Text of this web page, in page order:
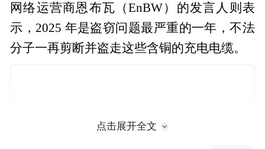
网络运营商恩布瓦（EnBW）的发言人则表
示，2025 年是盗窃问题最严重的一年，不法
分子一再剪断并盗走这些含铜的充电电缆。
点击展开全文